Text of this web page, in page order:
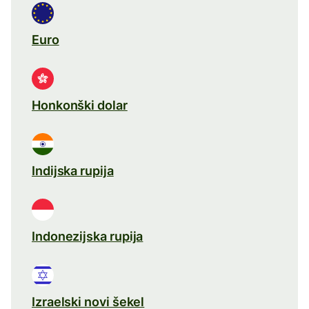
Euro
Honkonški dolar
Indijska rupija
Indonezijska rupija
Izraelski novi šekel